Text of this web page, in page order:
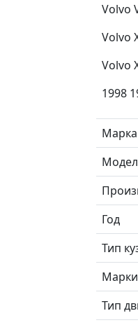
Volvo
Volvo
Volvo
1998
Марка
Год
Тип
Тип